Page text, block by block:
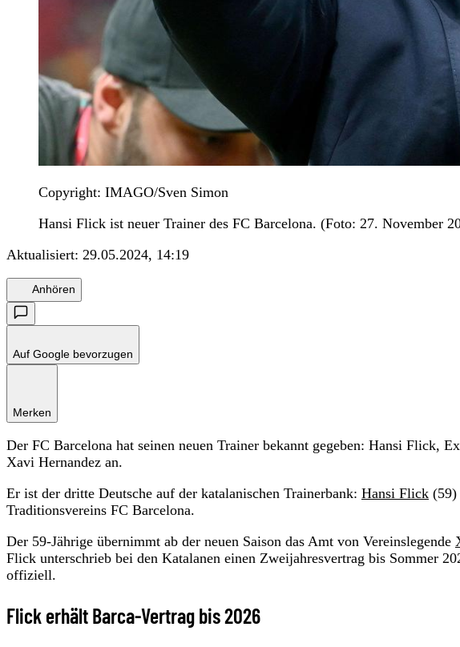
Copyright: IMAGO/Sven Simon
Hansi Flick ist neuer Trainer des FC Barcelona. (Foto: 27. November
Aktualisiert: 29.05.2024, 14:19
Anhören
Auf Google bevorzugen
Merken
Der FC Barcelona hat seinen neuen Trainer bekannt gegeben: Hansi Flick,
Xavi Hernandez an.
Er ist der dritte Deutsche auf der katalanischen Trainerbank: Hansi Flick (59)
Traditionsvereins FC Barcelona.
Der 59-Jährige übernimmt ab der neuen Saison das Amt von Vereinslegende
Flick unterschrieb bei den Katalanen einen Zweijahresvertrag bis Sommer
offiziell.
Flick erhält Barca-Vertrag bis 2026